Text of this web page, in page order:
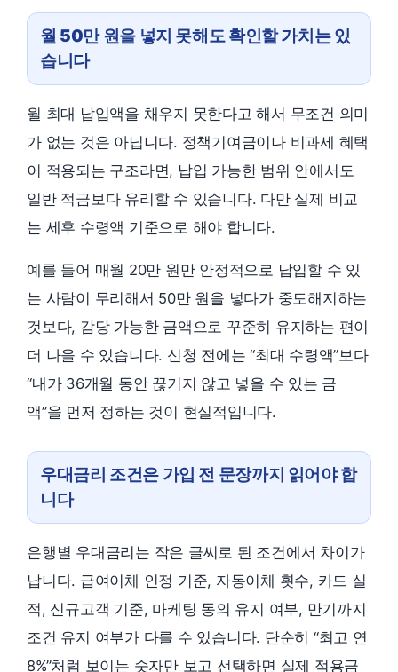
월 50만 원을 넣지 못해도 확인할 가치는 있
습니다
월 최대 납입액을 채우지 못한다고 해서 무조건 의미
가 없는 것은 아닙니다. 정책기여금이나 비과세 혜택
이 적용되는 구조라면, 납입 가능한 범위 안에서도
일반 적금보다 유리할 수 있습니다. 다만 실제 비교
는 세후 수령액 기준으로 해야 합니다.
예를 들어 매월 20만 원만 안정적으로 납입할 수 있
는 사람이 무리해서 50만 원을 넣다가 중도해지하는
것보다, 감당 가능한 금액으로 꾸준히 유지하는 편이
더 나을 수 있습니다. 신청 전에는 “최대 수령액”보다
“내가 36개월 동안 끊기지 않고 넣을 수 있는 금
액”을 먼저 정하는 것이 현실적입니다.
우대금리 조건은 가입 전 문장까지 읽어야 합
니다
은행별 우대금리는 작은 글씨로 된 조건에서 차이가
납니다. 급여이체 인정 기준, 자동이체 횟수, 카드 실
적, 신규고객 기준, 마케팅 동의 유지 여부, 만기까지
조건 유지 여부가 다를 수 있습니다. 단순히 “최고 연
8%”처럼 보이는 숫자만 보고 선택하면 실제 적용금